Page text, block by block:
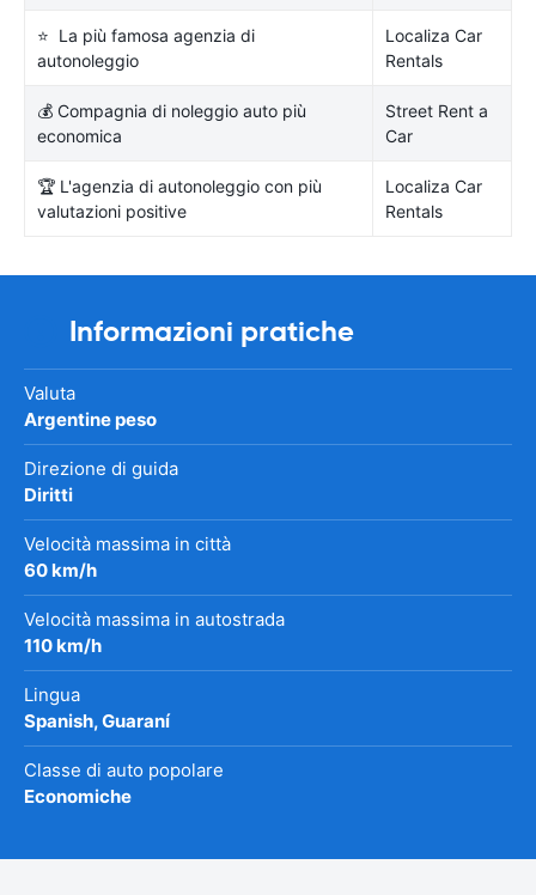
⭐ La più famosa agenzia di
autonoleggio
Localiza Car
Rentals
💰 Compagnia di noleggio auto più
economica
Street Rent a
Car
🏆 L'agenzia di autonoleggio con più
valutazioni positive
Localiza Car
Rentals
Informazioni pratiche
Valuta
Argentine peso
Direzione di guida
Diritti
Velocità massima in città
60 km/h
Velocità massima in autostrada
110 km/h
Lingua
Spanish, Guaraní
Classe di auto popolare
Economiche